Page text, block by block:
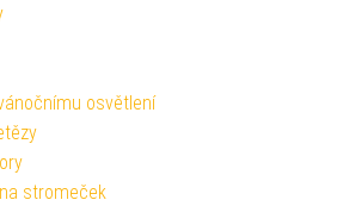
osvětlení
stromeček